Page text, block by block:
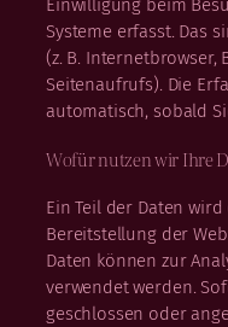
Einwilligung beim
Systeme erfasst. Das
(z. B. Internetbrowser,
Seitenaufrufs). Die
automatisch, sobald
Wofür nutzen wir Ihre
Ein Teil der Daten
Bereitstellung der
Daten können zur
verwendet werden.
geschlossen oder